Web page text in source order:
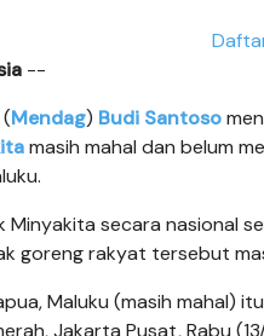
--
(Mendag) Budi Santoso
masih mahal dan belum
secara nasional
goreng rakyat tersebut
Maluku (masih mahal)
Jakarta Pusat, Rabu